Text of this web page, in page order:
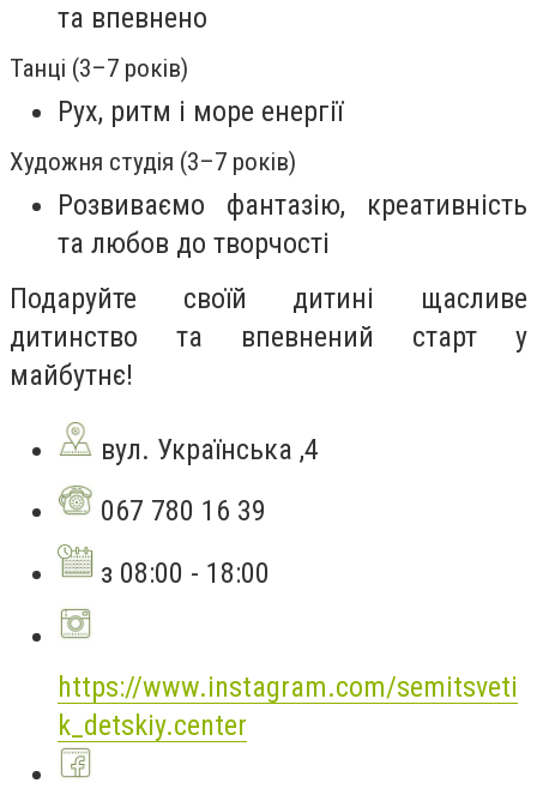
та впевнено
Танці (3–7 років)
Рух, ритм і море енергії
Художня студія (3–7 років)
Розвиваємо фантазію, креативність
та любов до творчості
Подаруйте своїй дитині щасливе
дитинство та впевнений старт у
майбутнє!
вул. Українська ,4
067 780 16 39
з 08:00 - 18:00
https://www.instagram.com/semitsveti
k_detskiy.center